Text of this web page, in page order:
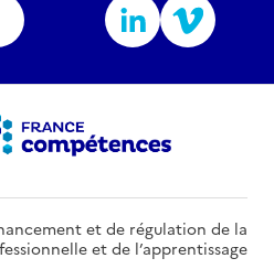
et de régulation de la
et de l’apprentissage